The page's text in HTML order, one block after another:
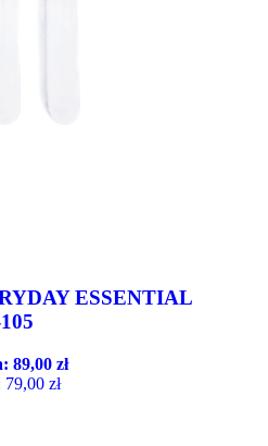
ESSENTIAL
89,00 zł
79,00 zł